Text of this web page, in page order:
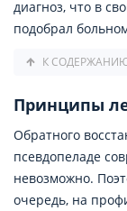
диагноз, что в
подобрал
К
Принципы
Обратного
псевдопеладе
невозможно.
очередь, на